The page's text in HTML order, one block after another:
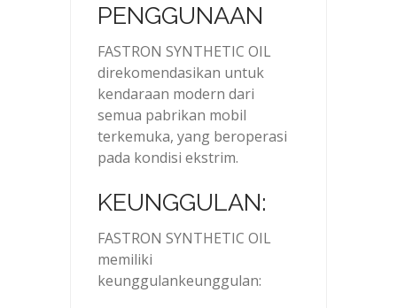
PENGGUNAAN
FASTRON SYNTHETIC OIL
direkomendasikan untuk
kendaraan modern dari
semua pabrikan mobil
terkemuka, yang beroperasi
pada kondisi ekstrim.
KEUNGGULAN:
FASTRON SYNTHETIC OIL
memiliki
keunggulankeunggulan: